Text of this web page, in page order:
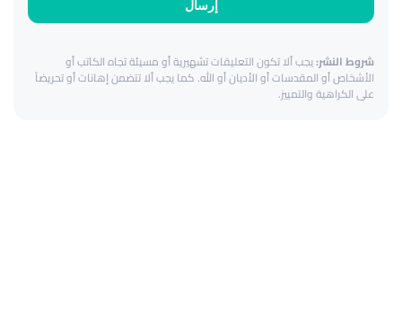
إرسال
شروط النشر:يجب ألا تكون التعليقات تشهيرية أو مسيئة تجاه الكاتب أو
الأشخاص أو المقدسات أو الأديان أو الله. كما يجب ألا تتضمن إهانات أو تحريضاً
على الكراهية والتمييز.